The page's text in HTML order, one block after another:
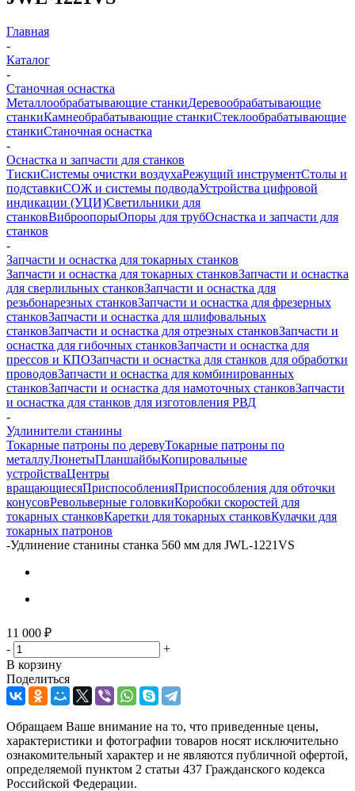
Главная
-
Каталог
-
Станочная оснастка
Металлообрабатывающие станкиДеревообрабатывающие
станкиКамнеобрабатывающие станкиСтеклообрабатывающие
станкиСтаночная оснастка
-
Оснастка и запчасти для станков
ТискиСистемы очистки воздухаРежущий инструментСтолы и
подставкиСОЖ и системы подводаУстройства цифровой
индикации (УЦИ)Светильники для
станковВиброопорыОпоры для трубОснастка и запчасти для
станков
-
Запчасти и оснастка для токарных станков
Запчасти и оснастка для токарных станковЗапчасти и оснастка
для сверлильных станковЗапчасти и оснастка для
резьбонарезных станковЗапчасти и оснастка для фрезерных
станковЗапчасти и оснастка для шлифовальных
станковЗапчасти и оснастка для отрезных станковЗапчасти и
оснастка для гибочных станковЗапчасти и оснастка для
прессов и КПОЗапчасти и оснастка для станков для обработки
проводовЗапчасти и оснастка для комбинированных
станковЗапчасти и оснастка для намоточных станковЗапчасти
и оснастка для станков для изготовления РВД
-
Удлинители станины
Токарные патроны по деревуТокарные патроны по
металлуЛюнетыПланшайбыКопировальные
устройстваЦентры
вращающиесяПриспособленияПриспособления для обточки
конусовРевольверные головкиКоробки скоростей для
токарных станковКаретки для токарных станковКулачки для
токарных патронов
-Удлинение станины станка 560 мм для JWL-1221VS
11 000 ₽
-
+
В корзину
Поделиться
Обращаем Ваше внимание на то, что приведенные цены,
характеристики и фотографии товаров носят исключительно
ознакомительный характер и не являются публичной офертой,
определяемой пунктом 2 статьи 437 Гражданского кодекса
Российской Федерации.